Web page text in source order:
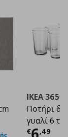
τιμή€
IKEA 365+
Ποτήρι
γυαλί 6
€ ,49